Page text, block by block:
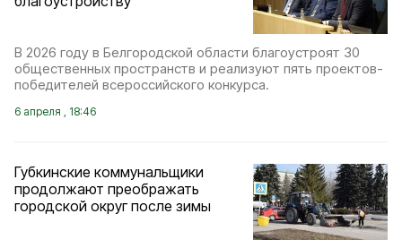
В 2026 году в Белгородской области благоустроят 30
общественных пространств и реализуют пять проектов-
победителей всероссийского конкурса.
6 апреля , 18:46
Губкинские коммунальщики
продолжают преображать
городской округ после зимы